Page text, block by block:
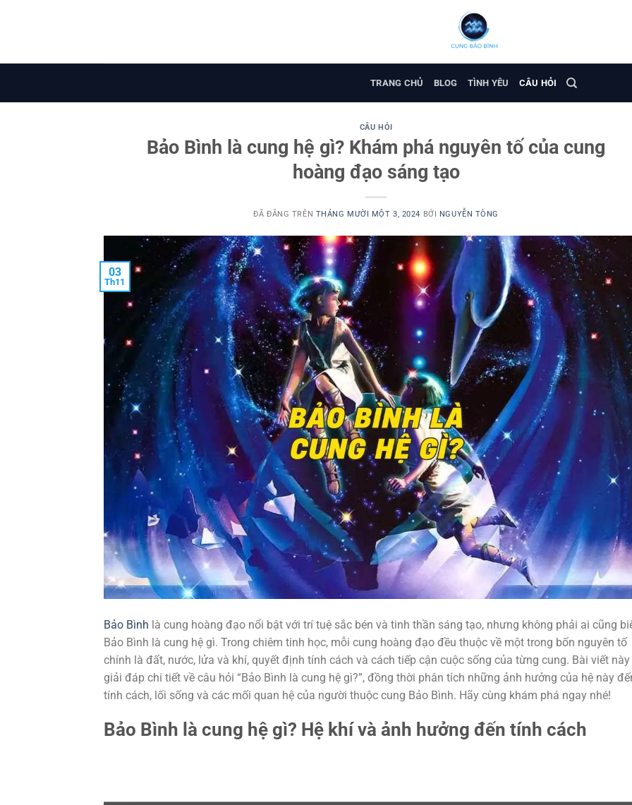
dung
TRANG CHỦ BLOG TÌNH YÊU CÂU HỎI
CÂU HỎI
Bảo Bình là cung hệ gì? Khám phá nguyên tố của cung
hoàng đạo sáng tạo
ĐÃ ĐĂNG TRÊN THÁNG MƯỜI MỘT 3, 2024 BỞI NGUYỄN TÒNG
03
Th11
Bảo Bình là cung hoàng đạo nổi bật với trí tuệ sắc bén và tinh thần sáng tạo, nhưng không phải ai cũng
Bảo Bình là cung hệ gì. Trong chiêm tinh học, mỗi cung hoàng đạo đều thuộc về một trong bốn nguyên tố
chính là đất, nước, lửa và khí, quyết định tính cách và cách tiếp cận cuộc sống của từng cung. Bài viết này
giải đáp chi tiết về câu hỏi “Bảo Bình là cung hệ gì?”, đồng thời phân tích những ảnh hưởng của hệ này
tính cách, lối sống và các mối quan hệ của người thuộc cung Bảo Bình. Hãy cùng khám phá ngay nhé!
Bảo Bình là cung hệ gì? Hệ khí và ảnh hưởng đến tính cách